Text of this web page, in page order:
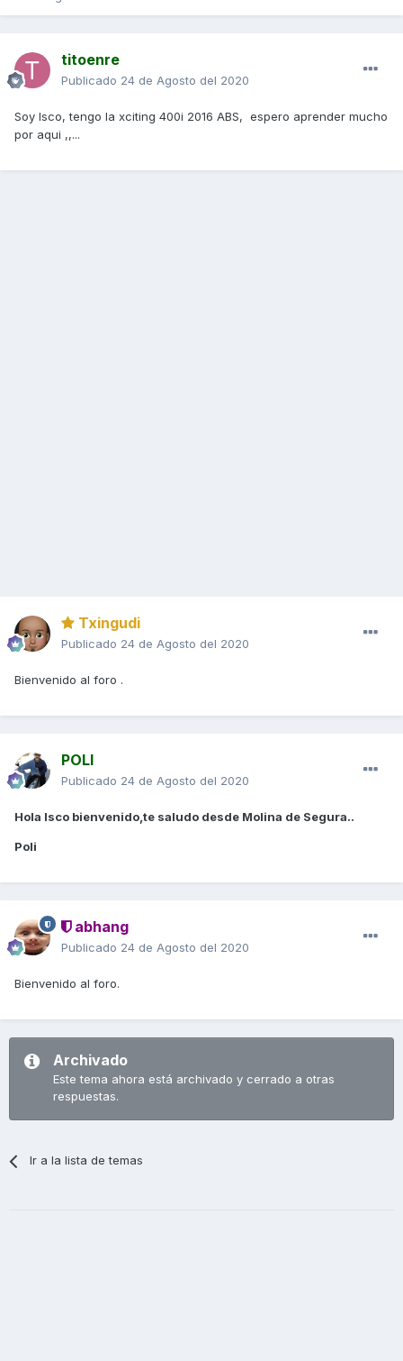
titoenre
Publicado 24 de Agosto del 2020
Soy Isco, tengo la xciting 400i 2016 ABS, espero aprender mucho
por aqui ,,...
Txingudi
Publicado 24 de Agosto del 2020
Bienvenido al foro .
POLI
Publicado 24 de Agosto del 2020
Hola Isco bienvenido,te saludo desde Molina de Segura..
Poli
abhang
Publicado 24 de Agosto del 2020
Bienvenido al foro.
Archivado
Este tema ahora está archivado y cerrado a otras
respuestas.
Ir a la lista de temas